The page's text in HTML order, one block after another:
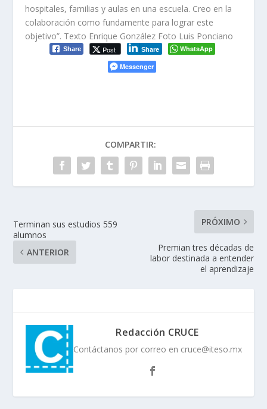
hospitales, familias y aulas en una escuela. Creo en la
colaboración como fundamente para lograr este
objetivo”. Texto Enrique González Foto Luis Ponciano
Share Post Share
WhatsApp
Messenger
COMPARTIR:
Terminan sus estudios 559
alumnos
ANTERIOR
PRÓXIMO
Premian tres décadas de
labor destinada a entender
el aprendizaje
Redacción CRUCE
Contáctanos por correo en cruce@iteso.mx